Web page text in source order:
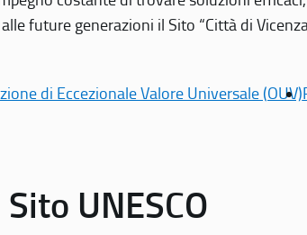
future generazioni il Sito “Città di
di Eccezionale Valore Universale (OUV)
UNESCO